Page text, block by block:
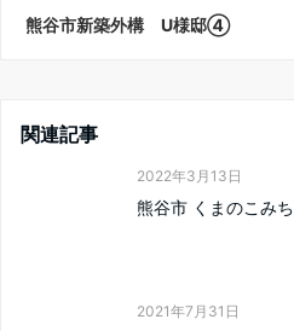
熊谷市新築外構 U様邸④
関連記事
2022年3月13日
熊谷市 くまのこみち
2021年7月31日